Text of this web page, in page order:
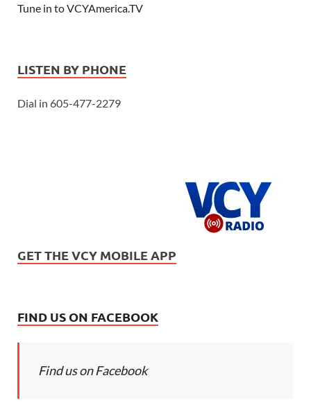
Tune in to VCYAmerica.TV
LISTEN BY PHONE
Dial in 605-477-2279
GET THE VCY MOBILE APP
FIND US ON FACEBOOK
Find us on Facebook